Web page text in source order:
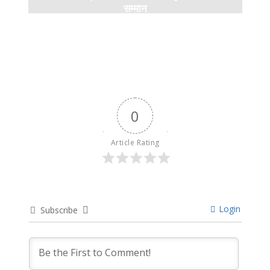
सम्मान
0
Article Rating
Subscribe Login